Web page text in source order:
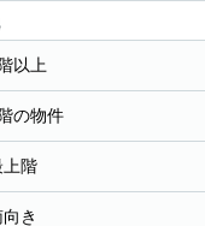
以上
の物件
上階
き